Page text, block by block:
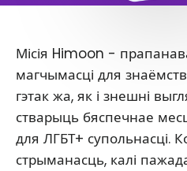
Місія Himoon -
магчымасці для
гэтак жа, як і знешні
стварыць бяспечнае
для ЛГБТ+ супольнасці.
стрыманасць, калі